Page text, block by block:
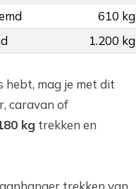
610 kg
1.200 kg
hebt, mag je met dit
caravan of
kg trekken en